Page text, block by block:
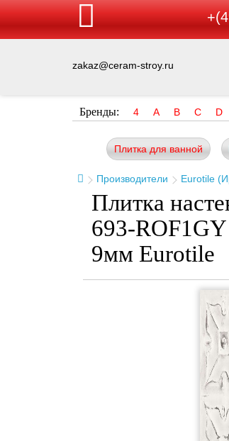
zakaz@ceram-stroy.ru
Бренды: 4 A B C D
Плитка для ванной
Производители Eurotile
Плитка
693-
9мм Eurotile